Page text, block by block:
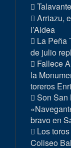
Arriazu,
l’Aldea
La Peña
de julio
Fallece
la
toreros
Son San
bravo en
Los
Coliseo